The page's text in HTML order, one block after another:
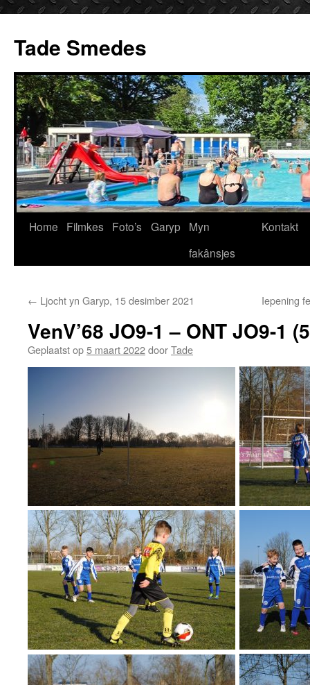
de
inhoud
Tade Smedes
Home Filmkes Foto’s Garyp
Myn
fakânsjes
Kontakt
← Ljocht yn Garyp, 15 desimber 2021 Iepening
VenV’68 JO9-1 – ONT JO9-1
Geplaatst op5 maart 2022doorTade